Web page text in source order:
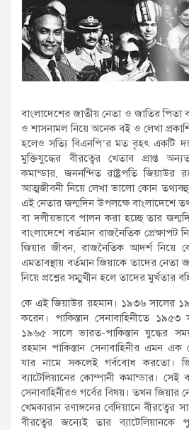
বাংলাদেশের জাতীয় নেতা ও জাতির পিতা
ও শাসনামল নিয়ে অনেক বই ও লেখা
হলেও সত্যি বিএনপি’র মত বৃহৎ একটি
মুক্তিযুদ্ধের বীরত্বের খেতাব প্রাপ্ত
কমান্ডার, জননন্দিত রাষ্ট্রপতি
আত্মজীবনী নিয়ে লেখা ভালো কোন
এই নেতার জন্মদিন উপলক্ষে বাংলাদেশে
বা দলীয়ভাবে পালন করা হচ্ছে তার
বাংলাদেশে বর্তমান রাজনৈতিক প্রেক্ষাপট
জিয়ার জীবন, রাজনৈতিক আদর্শ নিয়ে
এমতাবস্থায় বর্তমান জিয়াকে তাদের
নিয়ে প্রশ্নের সম্মুখীন হলে তাদের মুর্খতার
কে এই জিয়াউর রহমান। ১৯৩৬ সালের
করেন। পাকিস্তান সেনাবাহিনীতে
১৯৬৫ সালে ভারত-পাকিস্তান যুদ্ধের
রহমান পাকিস্তান সেনাবাহিনীর এমন
যার নামে সকলেই গর্ববোধ করতো।
ব্যাটেলিয়ানের কোম্পানী কমান্ডার। সেই
সেনাবাহিনীরও গর্বের বিষয়। তখন জিয়ার
খেমকারান রণাঙ্গনের বেদিয়ানে
বীরত্বের জন্যেই তার ব্যাটেলিয়ানকে